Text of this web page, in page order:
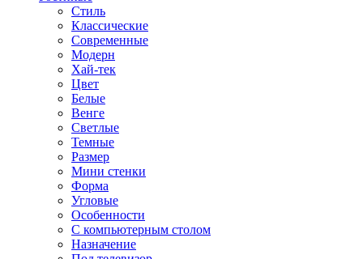
Стиль
Классические
Современные
Модерн
Хай-тек
Цвет
Белые
Венге
Светлые
Темные
Размер
Мини стенки
Форма
Угловые
Особенности
С компьютерным столом
Назначение